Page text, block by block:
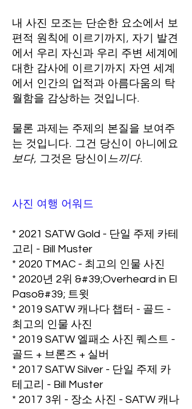
내 사진 모조는 단순한 요소에서 보
편적 원칙에 이르기까지, 자기 발견
에서 우리 자신과 우리 주변 세계에
대한 감사에 이르기까지 자연 세계
에서 인간의 업적과 아름다움의 탁
월함을 감상하는 것입니다.
물론 과제는 주제의 본질을 보여주
는 것입니다. 그건 당신이 아니에요
보다, 그것은 당신이느끼다.
사진 여행 어워드
* 2021 SATW Gold - 단일 주제 카테
고리 - Bill Muster
* 2020 TMAC - 최고의 인물 사진
* 2020년 2위 &#39;Overheard in El
Paso&#39; 트윗
* 2019 SATW 캐나다 챕터 - 골드 -
최고의 인물 사진
* 2019 SATW 엘패소 사진 퀘스트 -
골드 + 브론즈 + 실버
* 2017 SATW Silver - 단일 주제 카
테고리 - Bill Muster
* 2017 3위 - 장소 사진 - SATW 캐나